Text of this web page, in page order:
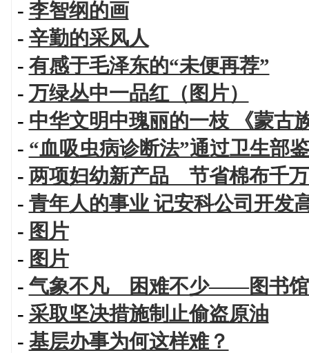
- 李智纲的画
- 辛勤的采风人
- 有感于毛泽东的“未便再荐”
- 万绿丛中一品红（图片）
- 中华文明中瑰丽的一枝 《蒙古
- “血吸虫病诊断法”通过卫生部
- 两项妇幼新产品 节省棉布千
- 青年人的事业 记安科公司开发
- 图片
- 图片
- 气象不凡 困难不少——图书馆
- 采取坚决措施制止偷盗原油
- 基层办事为何这样难？